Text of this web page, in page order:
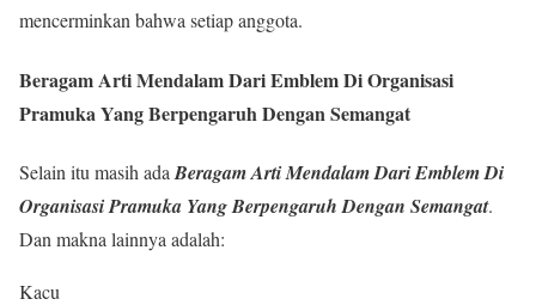
mencerminkan bahwa setiap anggota.
Beragam Arti Mendalam Dari Emblem Di Organisasi
Pramuka Yang Berpengaruh Dengan Semangat
Selain itu masih ada Beragam Arti Mendalam Dari Emblem Di
Organisasi Pramuka Yang Berpengaruh Dengan Semangat.
Dan makna lainnya adalah:
Kacu